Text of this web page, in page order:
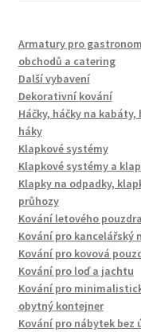
Armatury pro
obchodů a catering
Další vybavení
Dekorativní kování
Háčky, háčky na
háky
Klapkové systémy
Klapkové systémy a
Klapky na odpadky,
průhozy
Kování letového pouzdra
Kování pro kancelářský
Kování pro kovová
Kování pro loď a jachtu
Kování pro
obytný kontejner
Kování pro nábytek